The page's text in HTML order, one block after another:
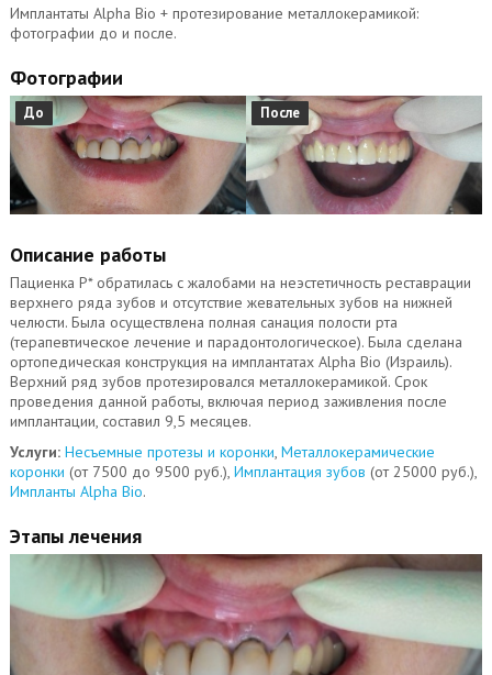
Имплантаты Alpha Bio + протезирование металлокерамикой:
фотографии до и после.
Фотографии
До После
Описание работы
Пациенка Р* обратилась с жалобами на неэстетичность реставрации
верхнего ряда зубов и отсутствие жевательных зубов на нижней
челюсти. Была осуществлена полная санация полости рта
(терапевтическое лечение и парадонтологическое). Была сделана
ортопедическая конструкция на имплантатах Alpha Bio (Израиль).
Верхний ряд зубов протезировался металлокерамикой. Срок
проведения данной работы, включая период заживления после
имплантации, составил 9,5 месяцев.
Услуги: Несъемные протезы и коронки Металлокерамические
коронки (от 7500 до 9500 руб.), Имплантация зубов (от 25000 руб.),
Импланты Alpha Bio.
Этапы лечения